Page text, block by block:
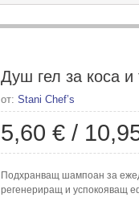
Душ гел за коса
от: Stani Chef’s
5,60 € /
Подхранващ шампоан за
регенериращ и успокояващ